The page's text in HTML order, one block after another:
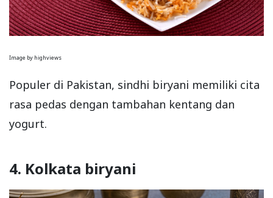
Image by highviews
Populer di Pakistan, sindhi biryani memiliki cita
rasa pedas dengan tambahan kentang dan
yogurt.
4. Kolkata biryani